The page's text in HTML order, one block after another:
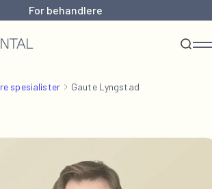
For behandlere
spesialister Gaute Lyngstad